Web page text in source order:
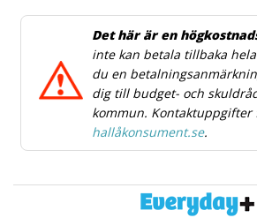
Det här är en
inte kan betala tillbaka
du en
dig till budget- och
kommun. Kontaktuppgifter
hallåkonsument.se.